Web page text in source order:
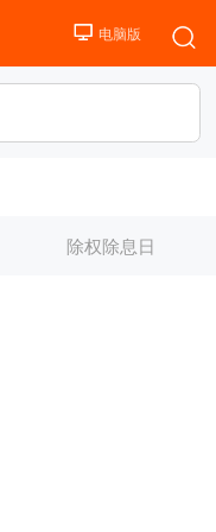
除权除息日